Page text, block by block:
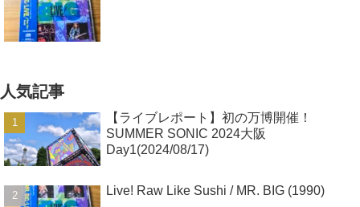
人気記事
【ライブレポート】初の万博開催！
SUMMER SONIC 2024大阪
Day1(2024/08/17)
Live! Raw Like Sushi / MR. BIG (1990)